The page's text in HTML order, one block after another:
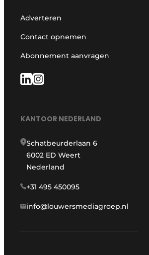
Adverteren
Contact opnemen
Abonnement aanvragen
KANTOOR NEDERLAND
Schatbeurderlaan 6
6002 ED Weert
Nederland
+31 495 450095
info@louwersmediagroep.nl